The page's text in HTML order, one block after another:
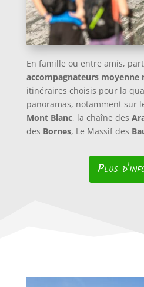
En famille ou entre amis,
accompagnateurs moyenne
itinéraires choisis pour la
panoramas, notamment sur
Mont Blanc, la chaîne des
des Bornes, Le Massif des
Plus